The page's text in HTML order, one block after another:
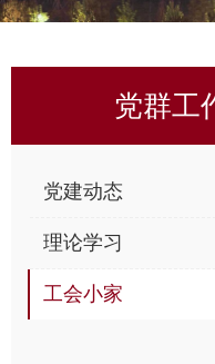
党群工
党建动态
理论学习
工会小家